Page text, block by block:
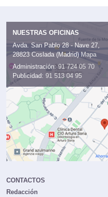
NUESTRAS OFICINAS
Avda. San Pablo 28 - Nave 27,
28823 Coslada (Madrid) Mapa
Administración: 91 724 05 70
Publicidad: 91 513 04 95
CONTACTOS
Redacción